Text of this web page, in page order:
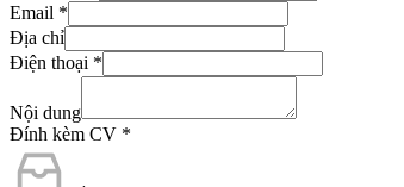
Email *
Địa chỉ
Điện thoại *
Nội dung
Đính kèm CV *